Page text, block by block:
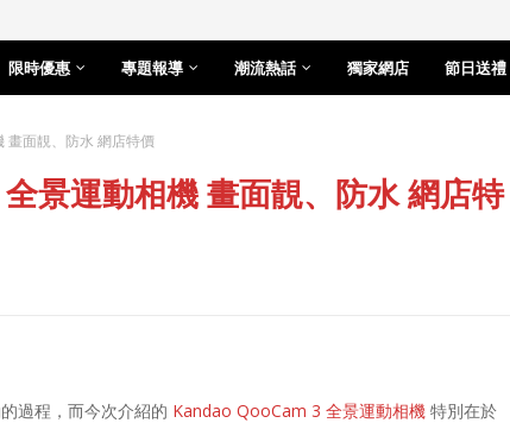
限時優惠 專題報導 潮流熱話 獨家網店 節日送禮
畫面靚、防水 網店特價
景運動相機 畫面靚、防水 網店特
過程，而今次介紹的 Kandao QooCam 3 全景運動相機 特別在於